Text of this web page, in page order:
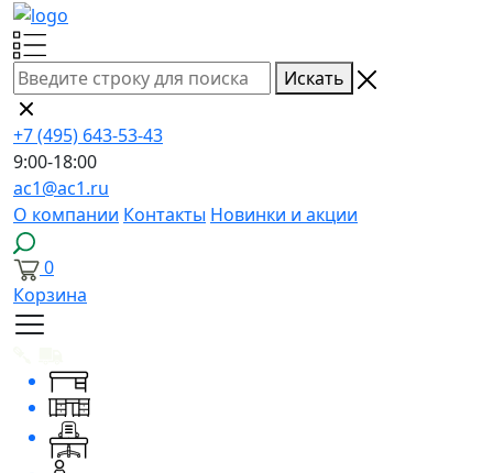
Искать
+7 (495) 643-53-43
9:00-18:00
ac1@ac1.ru
О компании Контакты Новинки и акции
0
Корзина